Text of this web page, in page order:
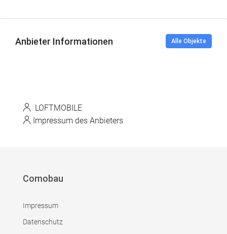
Anbieter Informationen Alle Objekte
LOFTMOBILE
Impressum des Anbieters
Comobau
Impressum
Datenschutz